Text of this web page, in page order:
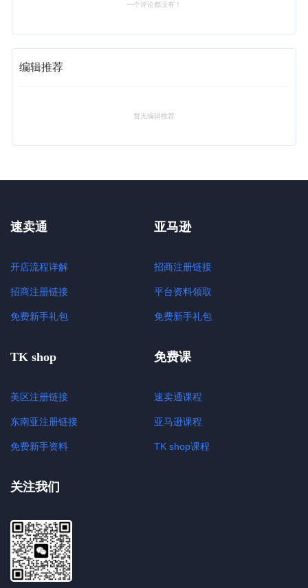
一个评论都没有！
编辑推荐
暂无编辑推荐
速卖通
开店流程详解
招商注册链接
免费新手礼包
亚马逊
招商注册链接
平台资料领取
免费新手礼包
TK shop
美区注册链接
东南亚注册链接
免费新手资料
免费课
速卖通课程
亚马逊课程
TK shop课程
关注我们